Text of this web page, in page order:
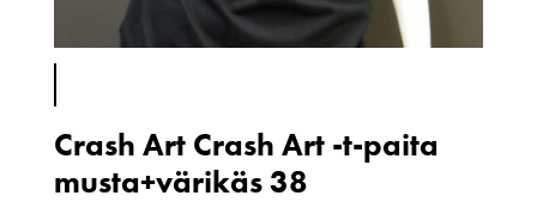
Crash Art Crash Art -t-paita
musta+värikäs 38